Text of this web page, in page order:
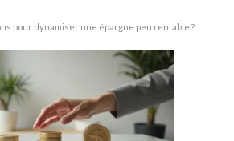
pour dynamiser une épargne peu rentable ?